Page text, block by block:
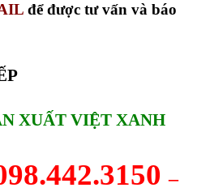
để được tư vấn và báo
XUẤT VIỆT XANH
–